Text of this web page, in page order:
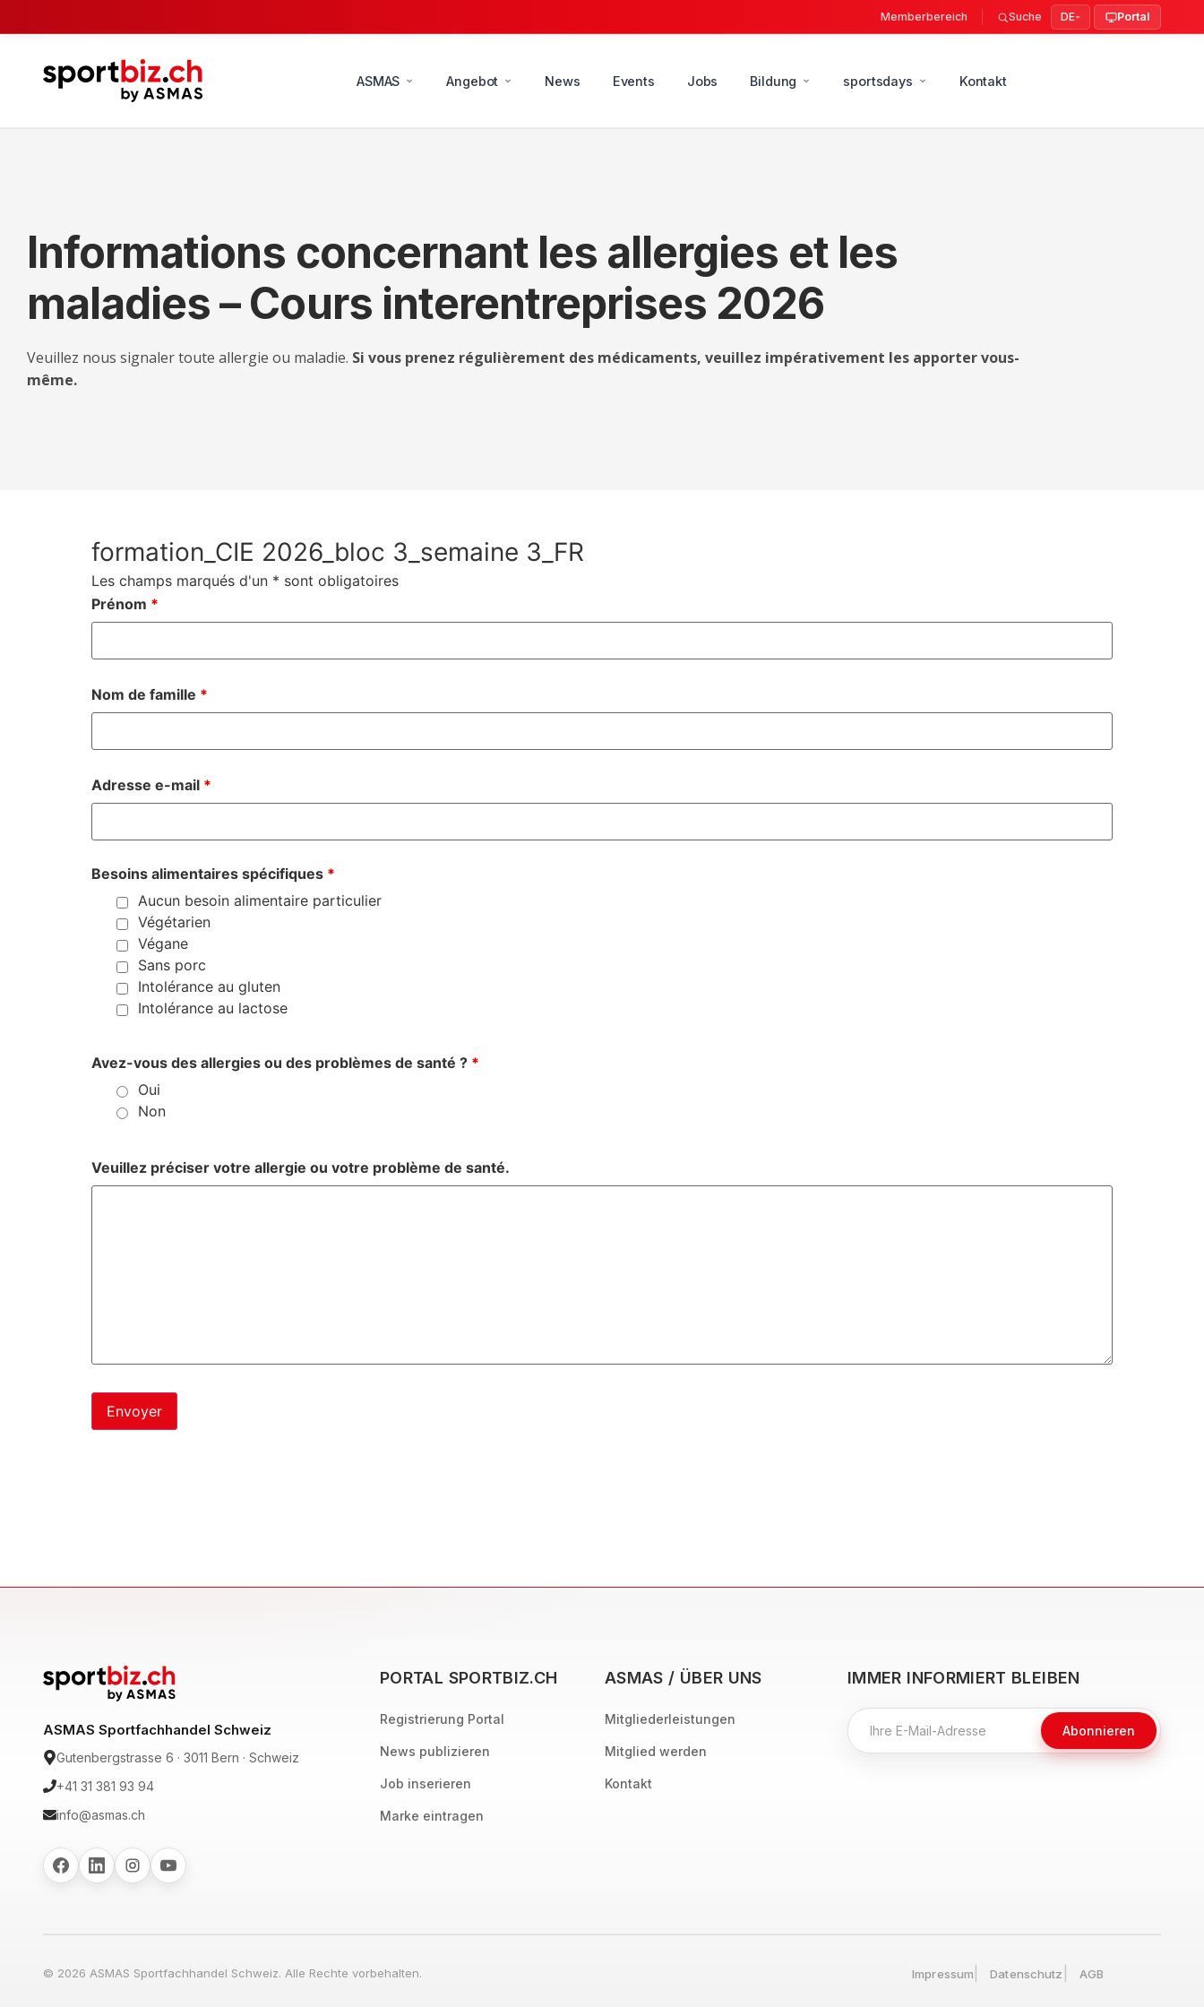
Memberbereich Suche DE Portal
ASMAS Angebot News Events Jobs Bildung sportsdays Kontakt
Informations concernant les allergies et les
maladies – Cours interentreprises 2026
Veuillez nous signaler toute allergie ou maladie. Si vous prenez régulièrement des médicaments, veuillez impérativement les apporter vous-
même.
formation_CIE 2026_bloc 3_semaine 3_FR
Les champs marqués d'un * sont obligatoires
Prénom *
Nom de famille *
Adresse e-mail *
Besoins alimentaires spécifiques *
Aucun besoin alimentaire particulier
Végétarien
Végane
Sans porc
Intolérance au gluten
Intolérance au lactose
Avez-vous des allergies ou des problèmes de santé ? *
Oui
Non
Veuillez préciser votre allergie ou votre problème de santé.
ASMAS Sportfachhandel Schweiz
Gutenbergstrasse 6 · 3011 Bern · Schweiz
+41 31 381 93 94
info@asmas.ch
PORTAL SPORTBIZ.CH
Registrierung Portal
News publizieren
Job inserieren
Marke eintragen
ASMAS / ÜBER UNS
Mitgliederleistungen
Mitglied werden
Kontakt
IMMER INFORMIERT BLEIBEN
Abonnieren
© 2026 ASMAS Sportfachhandel Schweiz. Alle Rechte vorbehalten. Impressum Datenschutz AGB